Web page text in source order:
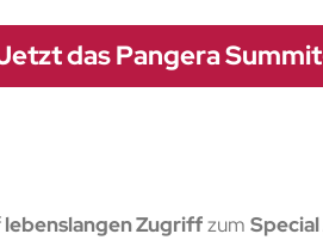
das Pangera
lebenslangen Zugriffzum